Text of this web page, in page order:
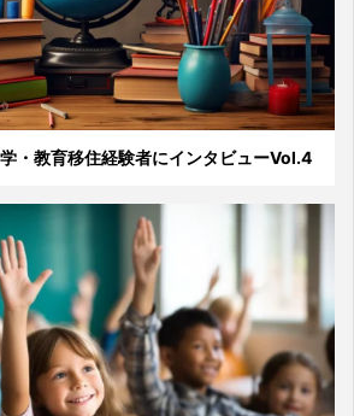
・教育移住経験者にインタビューVol.4